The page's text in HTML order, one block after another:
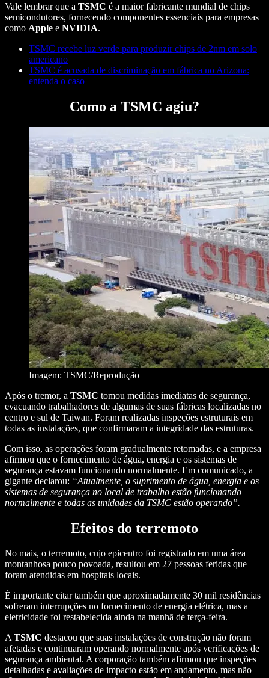
Vale lembrar que a TSMC é a maior fabricante mundial de chips
semicondutores, fornecendo componentes essenciais para empresas
como Apple e NVIDIA.
TSMC recebe luz verde para produzir chips de 2nm em solo
americano
TSMC é acusada de discriminação em fábrica no Arizona:
entenda o caso
Como a TSMC agiu?
Imagem: TSMC/Reprodução
Após o tremor, a TSMC tomou medidas imediatas de segurança,
evacuando trabalhadores de algumas de suas fábricas localizadas no
centro e sul de Taiwan. Foram realizadas inspeções estruturais em
todas as instalações, que confirmaram a integridade das estruturas.
Com isso, as operações foram gradualmente retomadas, e a empresa
afirmou que o fornecimento de água, energia e os sistemas de
segurança estavam funcionando normalmente. Em comunicado, a
gigante declarou: “Atualmente, o suprimento de água, energia e os
sistemas de segurança no local de trabalho estão funcionando
normalmente e todas as unidades da TSMC estão operando”.
Efeitos do terremoto
No mais, o terremoto, cujo epicentro foi registrado em uma área
montanhosa pouco povoada, resultou em 27 pessoas feridas que
foram atendidas em hospitais locais.
É importante citar também que aproximadamente 30 mil residências
sofreram interrupções no fornecimento de energia elétrica, mas a
eletricidade foi restabelecida ainda na manhã de terça-feira.
ATSMC destacou que suas instalações de construção não foram
afetadas e continuaram operando normalmente após verificações de
segurança ambiental. A corporação também afirmou que inspeções
detalhadas e avaliações de impacto estão em andamento, mas não